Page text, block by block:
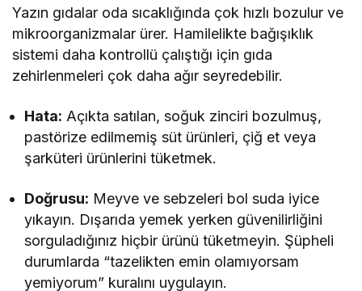
Yazın gıdalar oda sıcaklığında çok hızlı bozulur ve
mikroorganizmalar ürer. Hamilelikte bağışıklık
sistemi daha kontrollü çalıştığı için gıda
zehirlenmeleri çok daha ağır seyredebilir.
Hata: Açıkta satılan, soğuk zinciri bozulmuş,
pastörize edilmemiş süt ürünleri, çiğ et veya
şarküteri ürünlerini tüketmek.
Doğrusu: Meyve ve sebzeleri bol suda iyice
yıkayın. Dışarıda yemek yerken güvenilirliğini
sorguladığınız hiçbir ürünü tüketmeyin. Şüpheli
durumlarda “tazelikten emin olamıyorsam
yemiyorum” kuralını uygulayın.